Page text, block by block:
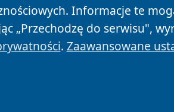
Informacje te
„Przechodzę do serwisu",
. Zaawansowane